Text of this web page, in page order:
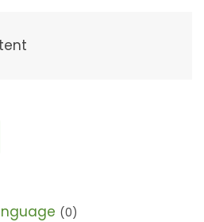
(0)